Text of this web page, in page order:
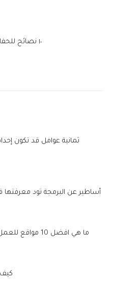
١٠ نصائح للحفاظ على تركيزك بالعمل
ثمانية عوامل قد تكون
6 أساطير عن البرمجة تود
ما هي افضل 10 مواقع للعمل الحر | العمل عن بعد